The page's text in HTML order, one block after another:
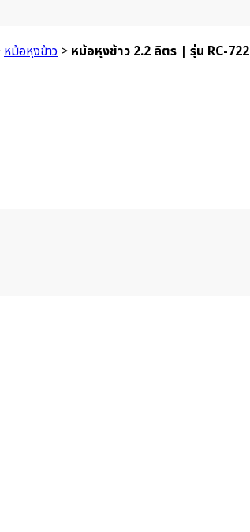
หม้อหุงข้าว > หม้อหุงข้าว 2.2 ลิตร | รุ่น RC-722